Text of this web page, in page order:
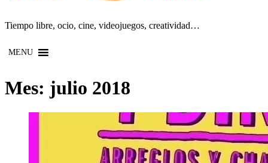
Tiempo libre, ocio, cine, videojuegos, creatividad…
MENU
Mes: julio 2018